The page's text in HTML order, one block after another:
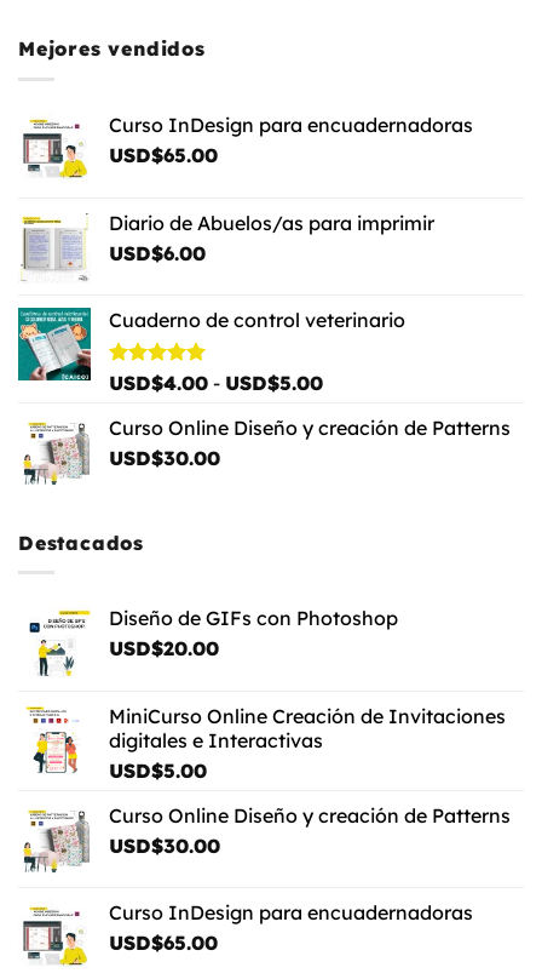
Mejores vendidos
Curso InDesign para encuadernadoras
USD$65.00
Diario de Abuelos/as para imprimir
USD$6.00
Cuaderno de control veterinario
Valorado
de 5
USD$4.00 - USD$5.00Rango
precios:
Curso Online Diseño y creación de Patterns
USD$30.00
Destacados
Diseño de GIFs con Photoshop
USD$20.00
MiniCurso Online Creación de Invitaciones
digitales e Interactivas
USD$5.00
Curso Online Diseño y creación de Patterns
USD$30.00
Curso InDesign para encuadernadoras
USD$65.00